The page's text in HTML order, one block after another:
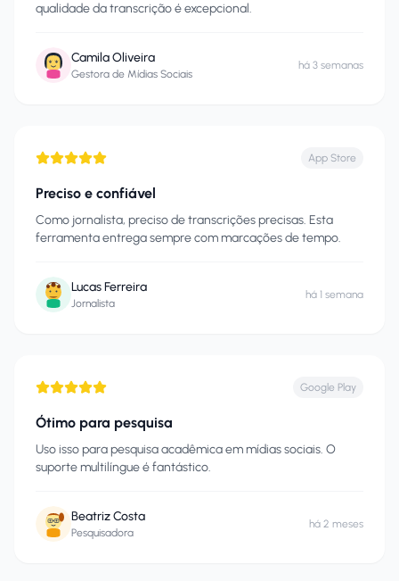
qualidade da transcrição é excepcional.
Camila Oliveira
Gestora de Mídias Sociais
há 3 semanas
App Store
Preciso e confiável
Como jornalista, preciso de transcrições precisas. Esta
ferramenta entrega sempre com marcações de tempo.
Lucas Ferreira
Jornalista
há 1 semana
Google Play
Ótimo para pesquisa
Uso isso para pesquisa acadêmica em mídias sociais. O
suporte multilíngue é fantástico.
Beatriz Costa
Pesquisadora
há 2 meses